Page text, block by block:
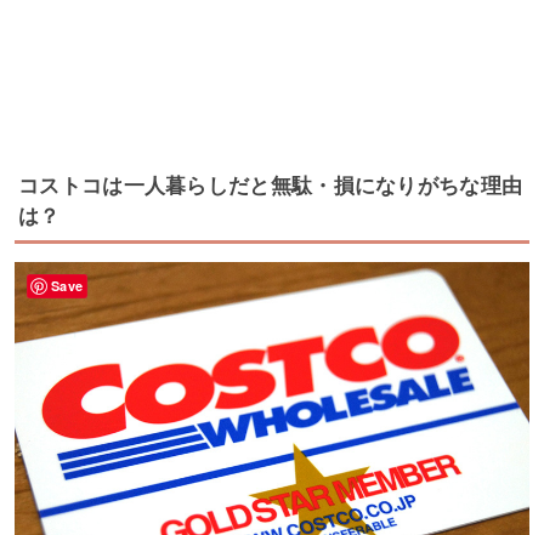
コストコは一人暮らしだと無駄・損になりがちな理由
は？
Save